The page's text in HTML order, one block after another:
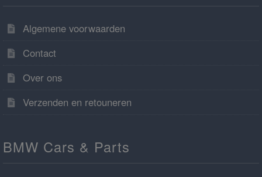
Algemene voorwaarden
Contact
Over ons
Verzenden en retouneren
BMW Cars & Parts